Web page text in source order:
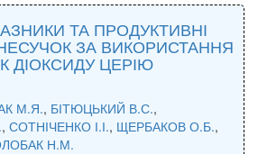
ТА ПРОДУКТИВНІ
ЗА ВИКОРИСТАННЯ
ДІОКСИДУ ЦЕРІЮ
М.Я., БІТЮЦЬКИЙ В.С.,
, СОТНІЧЕНКО І.І., ЩЕРБАКОВ О.Б.,
Н.М.